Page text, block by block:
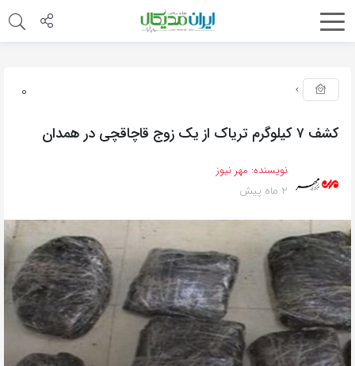
0
کشف ۷ کیلوگرم تریاک از یک زوج قاچاقچی در همدان
نویسنده: مهر نیوز
2 ماه پیش